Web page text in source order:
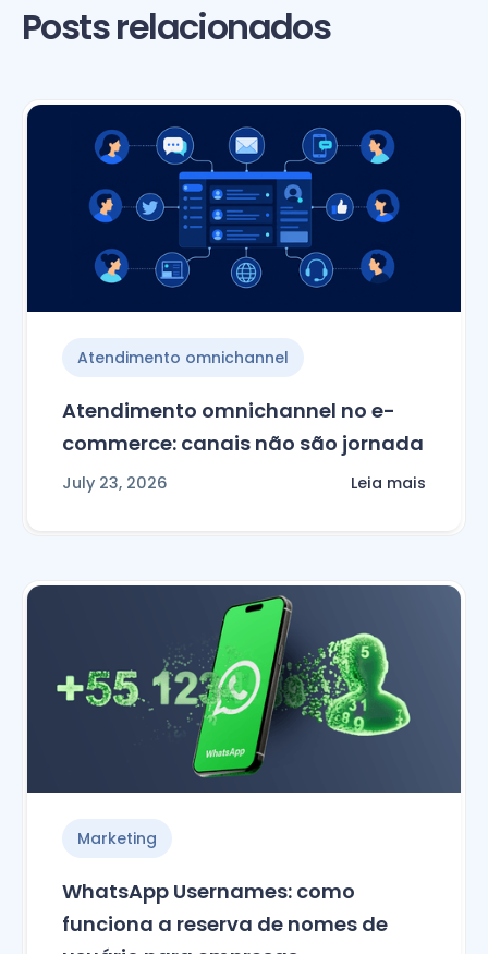
Posts relacionados
Atendimento omnichannel
Atendimento omnichannel no e-
commerce: canais não são jornada
July 23, 2026 Leia mais
Marketing
WhatsApp Usernames: como
funciona a reserva de nomes de